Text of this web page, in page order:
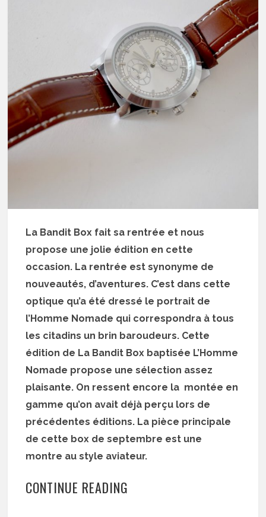
La Bandit Box fait sa rentrée et nous
propose une jolie édition en cette
occasion. La rentrée est synonyme de
nouveautés, d’aventures. C’est dans cette
optique qu’a été dressé le portrait de
l’Homme Nomade qui correspondra à tous
les citadins un brin baroudeurs. Cette
édition de La Bandit Box baptisée L’Homme
Nomade propose une sélection assez
plaisante. On ressent encore la montée en
gamme qu’on avait déjà perçu lors de
précédentes éditions. La pièce principale
de cette box de septembre est une
montre au style aviateur.
CONTINUE READING